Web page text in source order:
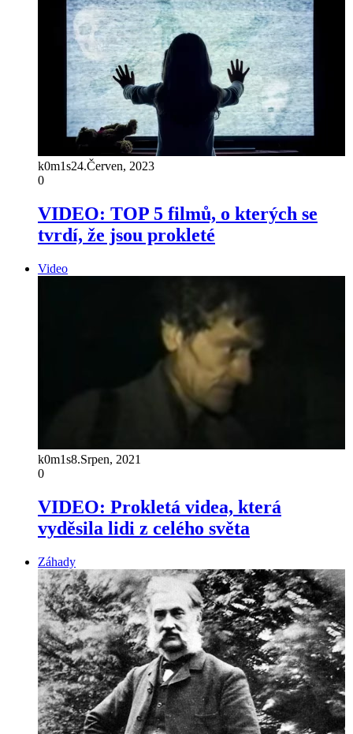
k0m1s24.Červen, 2023
0
VIDEO: TOP 5 filmů, o kterých se
tvrdí, že jsou prokleté
Video
k0m1s8.Srpen, 2021
0
VIDEO: Prokletá videa, která
vyděsila lidi z celého světa
Záhady